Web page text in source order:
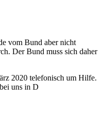
vom Bund aber nicht
Der Bund muss sich daher
2020 telefonisch um Hilfe.
uns in D